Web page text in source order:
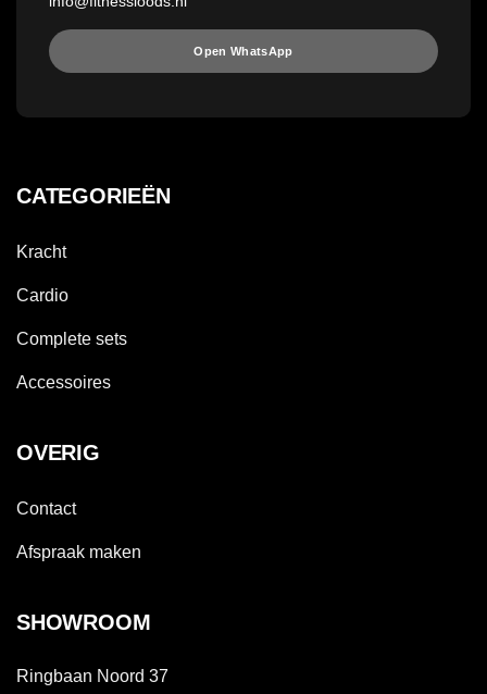
Open WhatsApp
CATEGORIEËN
Kracht
Cardio
Complete sets
Accessoires
OVERIG
Contact
Afspraak maken
SHOWROOM
Ringbaan Noord 37